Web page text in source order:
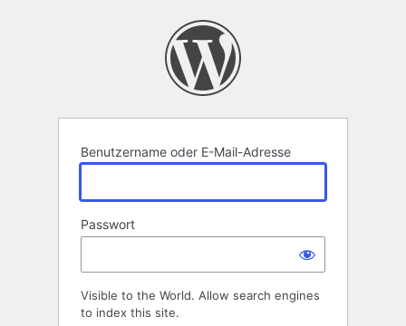
Benutzername oder E-Mail-Adresse
Passwort
Visible to the World. Allow search engines
to index this site.